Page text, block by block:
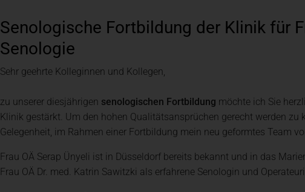
Team
Leitbild
GEMEINSAM WERTvoll
Mediathek
Senologische Fortbildung der Klinik für
Senologie
Sehr geehrte Kolleginnen und Kollegen,
zu unserer diesjährigen senologischen Fortbildung möchte ich Sie
Klinik gestärkt. Um den hohen Qualitätsansprüchen gerecht werden
Gelegenheit, im Rahmen einer Fortbildung mein neu geformtes Team
Frau OÄ Serap Ünyeli ist in Düsseldorf bereits bekannt und in das
Frau OÄ Dr. med. Katrin Sawitzki als erfahrene Senologin und